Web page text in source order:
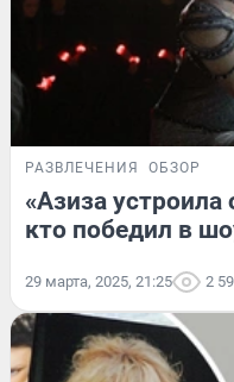
РАЗВЛЕЧЕНИЯ ОБЗОР
«Азиза устроила
кто победил в
29 марта, 2025, 21:25 2